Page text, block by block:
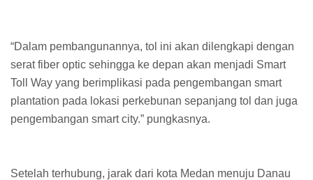
“Dalam pembangunannya, tol ini akan dilengkapi dengan
serat fiber optic sehingga ke depan akan menjadi Smart
Toll Way yang berimplikasi pada pengembangan smart
plantation pada lokasi perkebunan sepanjang tol dan juga
pengembangan smart city.” pungkasnya.
Setelah terhubung, jarak dari kota Medan menuju Danau